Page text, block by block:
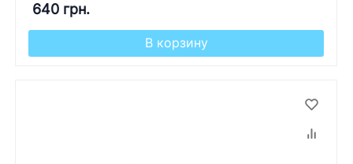
640 грн.
В корзину